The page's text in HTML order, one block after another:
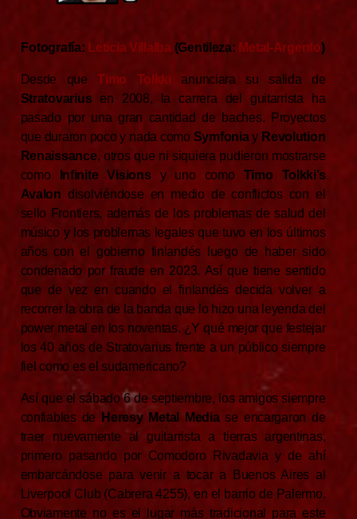
Fotografía: Leticia Villalba(Gentileza: Metal-Argento)
Desde queTimo Tolkki anunciara su salida de
Stratovariusen 2008, la carrera del guitarrista ha
pasado por una gran cantidad de baches. Proyectos
que duraron poco y nada como Symfoniay Revolution
Renaissance, otros que ni siquiera pudieron mostrarse
como
Infinite Visions y uno como Timo Tolkki’s
Avalon disolviéndose en medio de conflictos con el
sello Frontiers, además de los problemas de salud del
músico y los problemas legales que tuvo en los últimos
años con el gobierno finlandés luego de haber sido
condenado por fraude en 2023. Así que tiene sentido
que de vez en cuando el finlandés decida volver a
recorrer la obra de la banda que lo hizo una leyenda del
power metal en los noventas. ¿Y qué mejor que festejar
los 40 años de Stratovarius frente a un público siempre
fiel como es el sudamericano?
Así que el sábado 6 de septiembre, los amigos siempre
confiables de
Heresy Metal Mediase encargaron de
traer nuevamente al guitarrista a tierras argentinas,
primero pasando por Comodoro Rivadavia y de ahí
embarcándose para venir a tocar a Buenos Aires al
Liverpool Club (Cabrera 4255), en el barrio de Palermo.
Obviamente no es el lugar más tradicional para este